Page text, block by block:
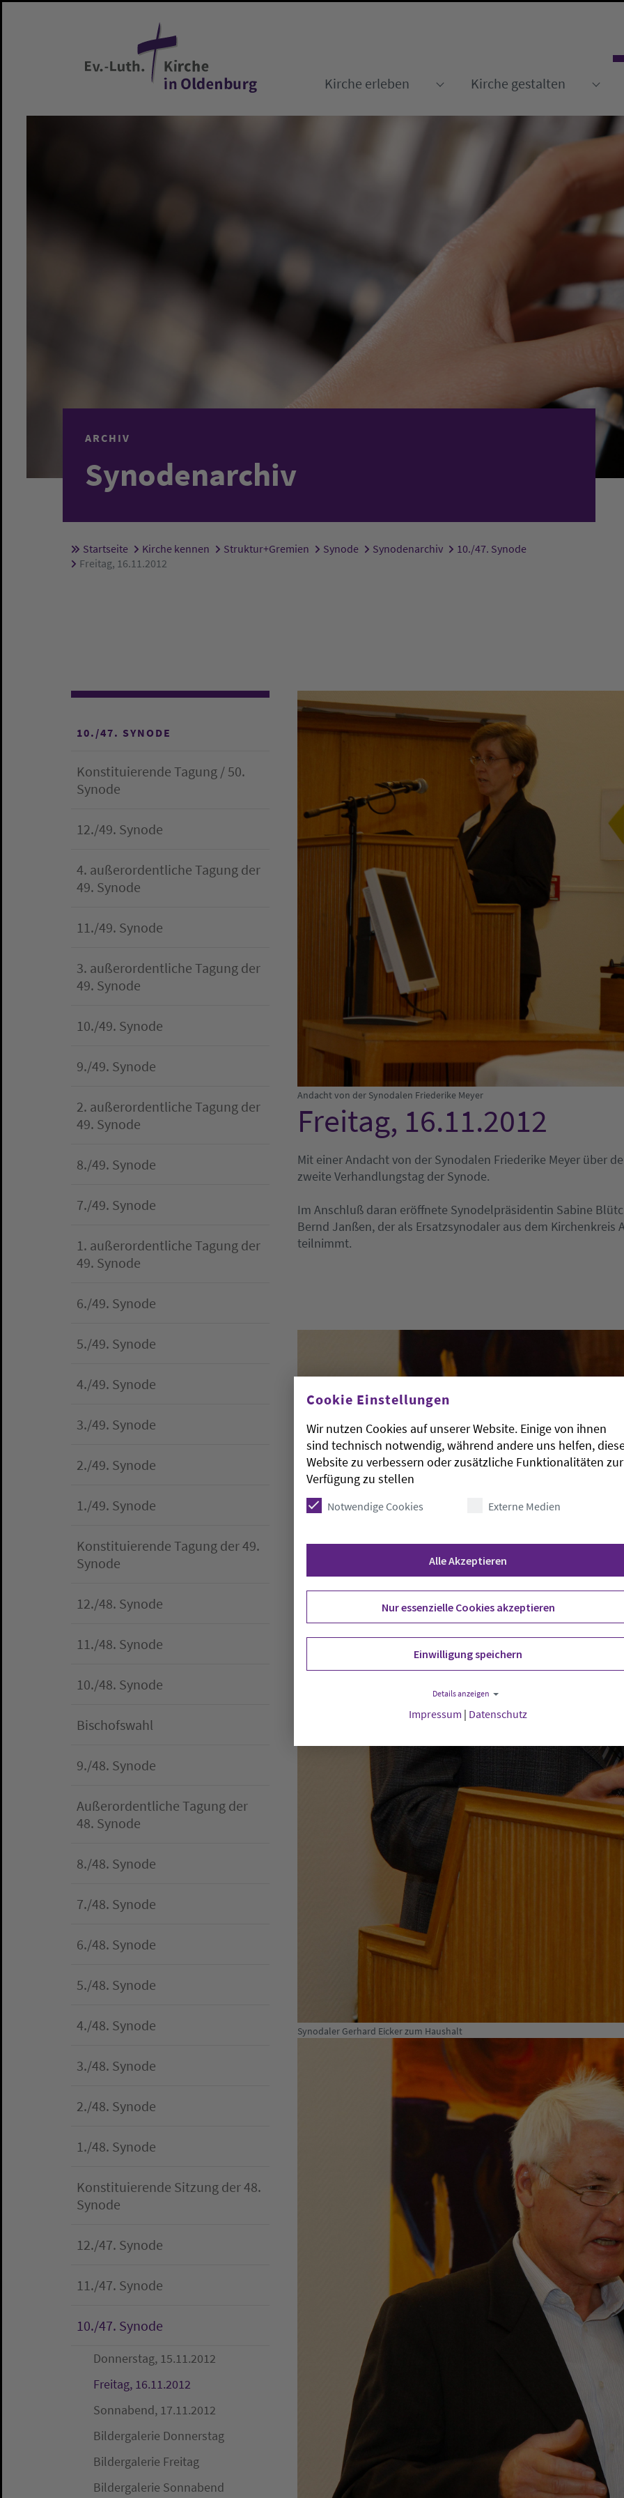
Kirche erleben
Kirche gestalten
ARCHIV
Synodenarchiv
Sie sind hier:
Startseite Kirche kennen Struktur+Gremien Synode Synodenarchiv
10./47. Synode
Freitag, 16.11.2012
Andacht von der Synodalen Friederike Meyer
Freitag, 16.11.2012
Mit einer Andacht von der Synodalen Friederike Meyer über
zweite Verhandlungstag der Synode.
Im Anschluß daran eröffnete Synodelpräsidentin Sabine
Bernd Janßen, der als Ersatzsynodaler aus dem
teilnimmt.
Synodaler Gerhard Eicker zum Haushalt
10./47. SYNODE
Konstituierende Tagung / 50.
Synode
12./49. Synode
4. außerordentliche Tagung der
49. Synode
11./49. Synode
3. außerordentliche Tagung der
49. Synode
10./49. Synode
9./49. Synode
2. außerordentliche Tagung der
49. Synode
8./49. Synode
7./49. Synode
1. außerordentliche Tagung der
49. Synode
6./49. Synode
5./49. Synode
4./49. Synode
3./49. Synode
2./49. Synode
1./49. Synode
Konstituierende Tagung der 49.
Synode
12./48. Synode
11./48. Synode
10./48. Synode
Bischofswahl
9./48. Synode
Außerordentliche Tagung der
48. Synode
8./48. Synode
7./48. Synode
6./48. Synode
5./48. Synode
4./48. Synode
3./48. Synode
2./48. Synode
1./48. Synode
Konstituierende Sitzung der 48.
Synode
12./47. Synode
11./47. Synode
10./47. Synode
Donnerstag, 15.11.2012
Freitag, 16.11.2012
Sonnabend, 17.11.2012
Bildergalerie Donnerstag
Bildergalerie Freitag
Bildergalerie Sonnabend
Cookie Einstellungen
Wir nutzen Cookies auf unserer Website. Einige von ihnen
sind technisch notwendig, während andere uns helfen,
Website zu verbessern oder zusätzliche Funktionalitäten zur
Verfügung zu stellen
Notwendige Cookies Externe Medien
Alle Akzeptieren
Nur essenzielle Cookies akzeptieren
Einwilligung speichern
Details anzeigen
Impressum | Datenschutz